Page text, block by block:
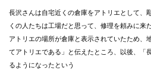
長沢さんは自宅近くの倉庫をアトリエとして、
くの人たちは工場だと思って、修理を頼みに来
アトリエの場所が倉庫と表示されていたため、
てアトリエである」と伝えたところ、以後、「
るようになったという